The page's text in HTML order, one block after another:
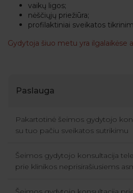
vaikų ligos;
nėščiųjų priežiūra;
profilaktiniai sveikatos
Gydytoja šiuo metu yra ilgalaikėse
Paslauga
Pakartotinė šeimos gydytojo
su tuo pačiu sveikatos sutrikimu
Šeimos gydytojo konsultacija
prie klinikos neprisirašiusiems